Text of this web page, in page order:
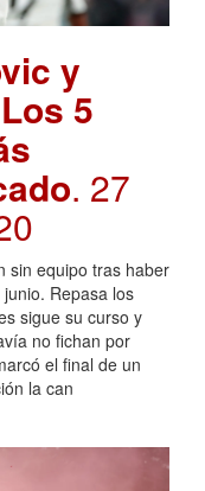
y
5
. 27
sin equipo tras haber
Repasa los
sigue su curso y
no fichan por
el final de un
la can